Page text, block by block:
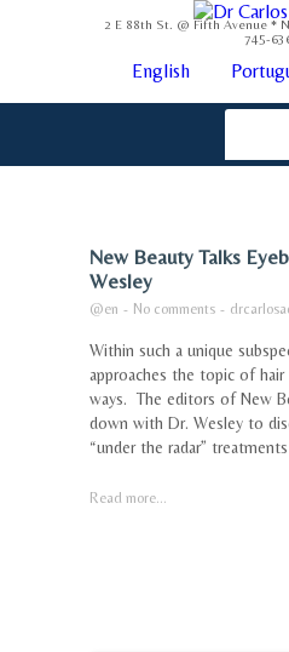
2 E 88th St. @ Fifth Avenue *
745-
English
New Beauty Talks
Wesley
@en - No comments -
Within such a unique
approaches the topic of
ways. The editors of New
down with Dr. Wesley to
“under the radar”
Read more...